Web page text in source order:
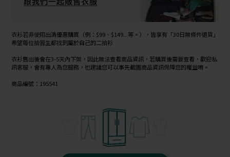
衣衫若非使用出清優惠購買（例：$99、$149...等。），皆享有「30日無條件退貨」
希望每位拾習生都找到屬於自己的二拾衫
衣衫售出後會在3-5天內下架，因此無法查看商品資訊，若購買後需要查看，歡迎私
訊客服，會有專人為您服務，也建議您可以事先截圖商品資訊保障您的權益唷。
商品編號：195541